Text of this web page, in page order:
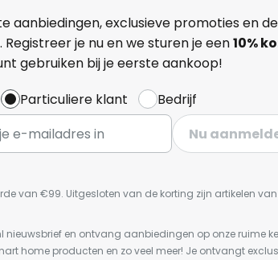
aanbiedingen, exclusieve promoties en
je nu en we sturen je een10%
gebruiken bij je eerste aankoop!
Particuliere klant
Bedrijf
Nu
van €99. Uitgesloten van de korting zijn artikelen van
nieuwsbrief en ontvang aanbiedingen op onze ruime
home producten en zo veel meer! Je ontvangt